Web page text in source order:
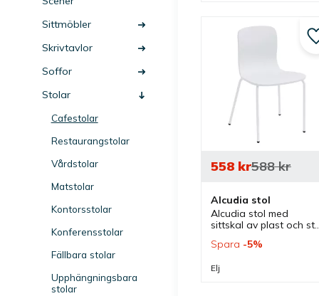
Alcudia stol
Alcudia stol med
sittskal av plast och
färger. Stapelbar stol
matsalar och lunchrum.
558kr588kr
Spara 5%
Elj
Sittmöbler
Skrivtavlor
Soffor
Stolar
Cafestolar
Restaurangstolar
Vårdstolar
Matstolar
Kontorsstolar
Konferensstolar
Fällbara stolar
Upphängningsbara
stolar